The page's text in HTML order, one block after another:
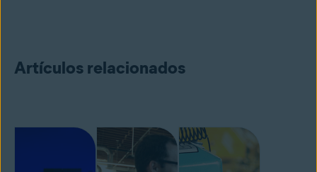
Artículos relacionados